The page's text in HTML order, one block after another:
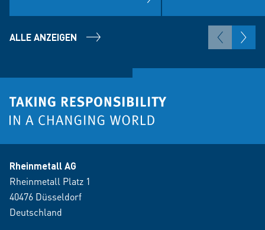
ALLE ANZEIGEN
Rheinmetall AG
Rheinmetall Platz 1
40476 Düsseldorf
Deutschland